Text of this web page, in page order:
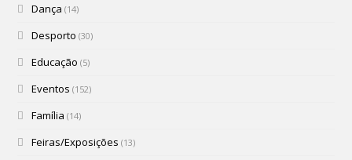
Dança (14)
Desporto (30)
Educação (5)
Eventos (152)
Família (14)
Feiras/Exposições (13)